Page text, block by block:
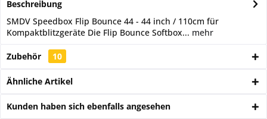
Beschreibung
SMDV Speedbox Flip Bounce 44 - 44 inch / 110cm für
Kompaktblitzgeräte Die Flip Bounce Softbox... mehr
Zubehör 10
Ähnliche Artikel
Kunden haben sich ebenfalls angesehen